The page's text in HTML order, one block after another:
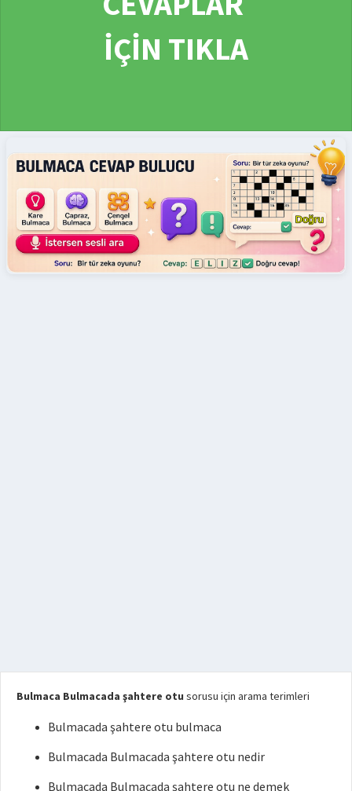
İÇİN TIKLA
Bulmaca Bulmacada şahtere otu sorusu için arama terimleri
Bulmacada şahtere otu bulmaca
Bulmacada Bulmacada şahtere otu nedir
Bulmacada Bulmacada şahtere otu ne demek